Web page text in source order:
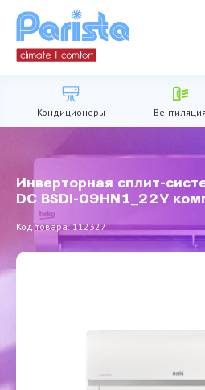
Кондиционеры Вентиляция
Инверторная сплит-
DC BSDI-09HN1_22Y
Код товара: 112327